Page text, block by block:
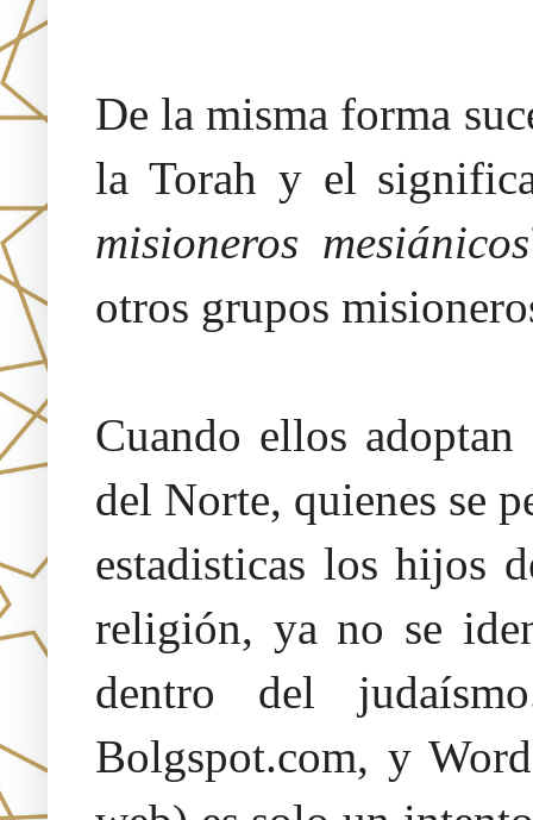
De la misma forma
la Torah y el
misioneros mesiánicos
otros grupos
Cuando ellos
del Norte, quienes se
estadisticas los hijos
religión, ya no se
dentro del
Bolgspot.com, y